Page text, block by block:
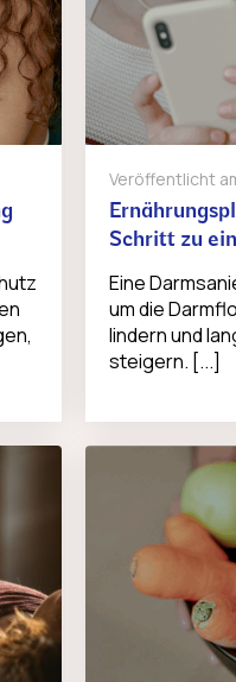
Veröffentlicht
Schritt zu
Eine
um die
lindern und
steigern. [...]